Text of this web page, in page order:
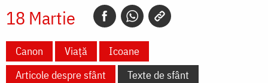
18 Martie
Canon Viață
Icoane
Articole despre sfânt
Texte de sfânt